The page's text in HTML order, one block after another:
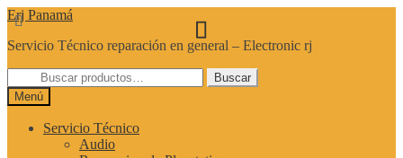
Ir
la
Ir
al
contenido
Erj Panamá
Servicio Técnico reparación en general – Electronic rj
Buscar
por:
Buscar
Menú
Servicio Técnico
Audio